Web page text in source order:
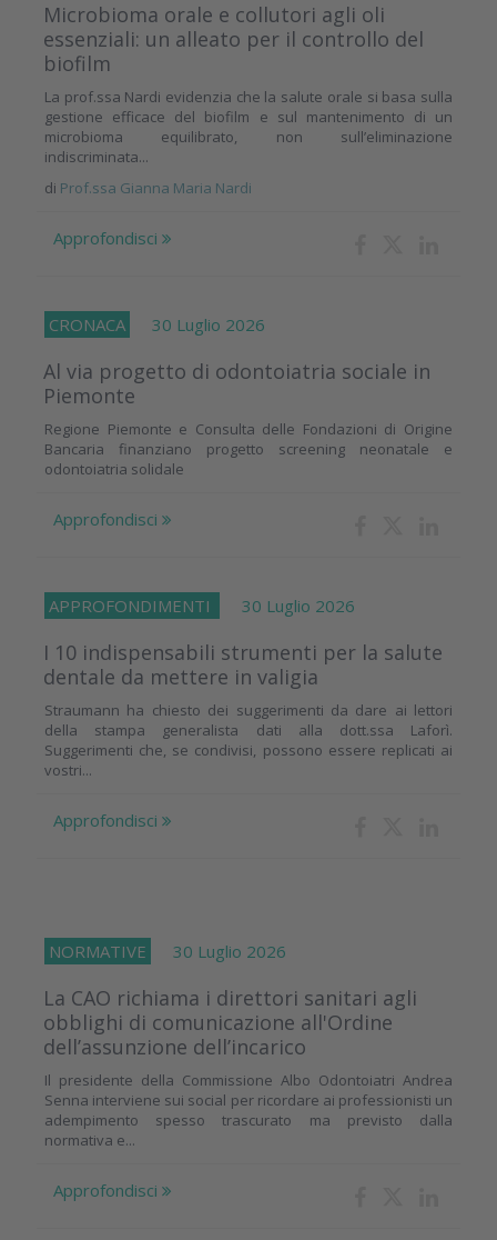
Microbioma orale e collutori agli oli
essenziali: un alleato per il controllo del
biofilm
La prof.ssa Nardi evidenzia che la salute orale si basa sulla
gestione efficace del biofilm e sul mantenimento di un
microbioma equilibrato, non sull’eliminazione
indiscriminata...
di Prof.ssa Gianna Maria Nardi
Approfondisci
CRONACA 30 Luglio 2026
Al via progetto di odontoiatria sociale in
Piemonte
Regione Piemonte e Consulta delle Fondazioni di Origine
Bancaria finanziano progetto screening neonatale e
odontoiatria solidale
Approfondisci
APPROFONDIMENTI 30 Luglio 2026
I 10 indispensabili strumenti per la salute
dentale da mettere in valigia
Straumann ha chiesto dei suggerimenti da dare ai lettori
della stampa generalista dati alla dott.ssa Laforì.
Suggerimenti che, se condivisi, possono essere replicati ai
vostri...
Approfondisci
NORMATIVE 30 Luglio 2026
La CAO richiama i direttori sanitari agli
obblighi di comunicazione all'Ordine
dell’assunzione dell’incarico
Il presidente della Commissione Albo Odontoiatri Andrea
Senna interviene sui social per ricordare ai professionisti un
adempimento spesso trascurato ma previsto dalla
normativa e...
Approfondisci